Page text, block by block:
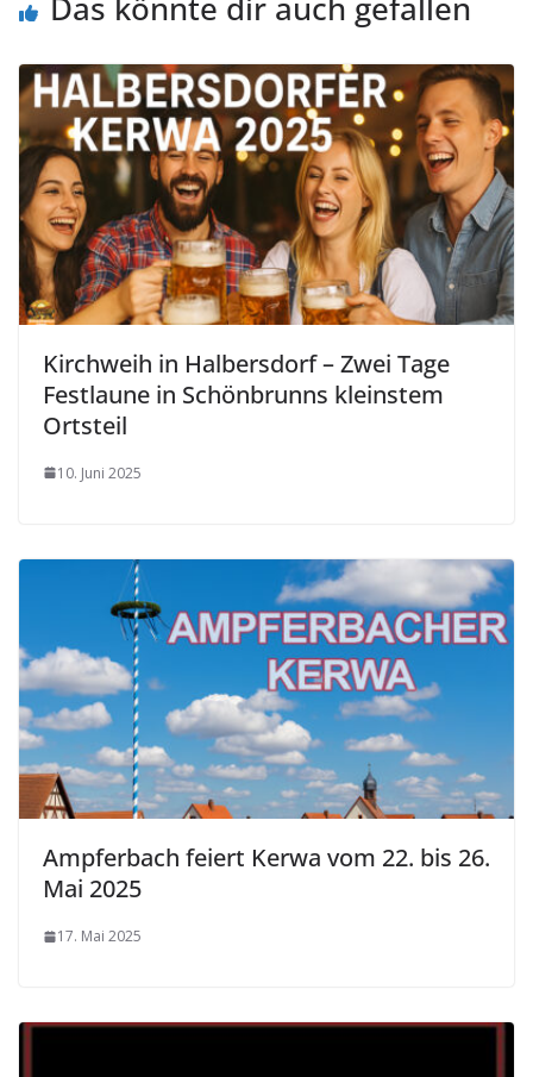
Kirchweih in Halbersdorf – Zwei Tage
Festlaune in Schönbrunns kleinstem
Ortsteil
10. Juni 2025
Ampferbach feiert Kerwa vom 22. bis 26.
Mai 2025
17. Mai 2025